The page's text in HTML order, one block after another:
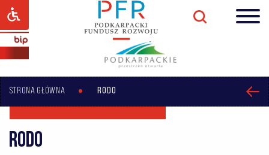
STRONA GŁÓWNA RODO
RODO